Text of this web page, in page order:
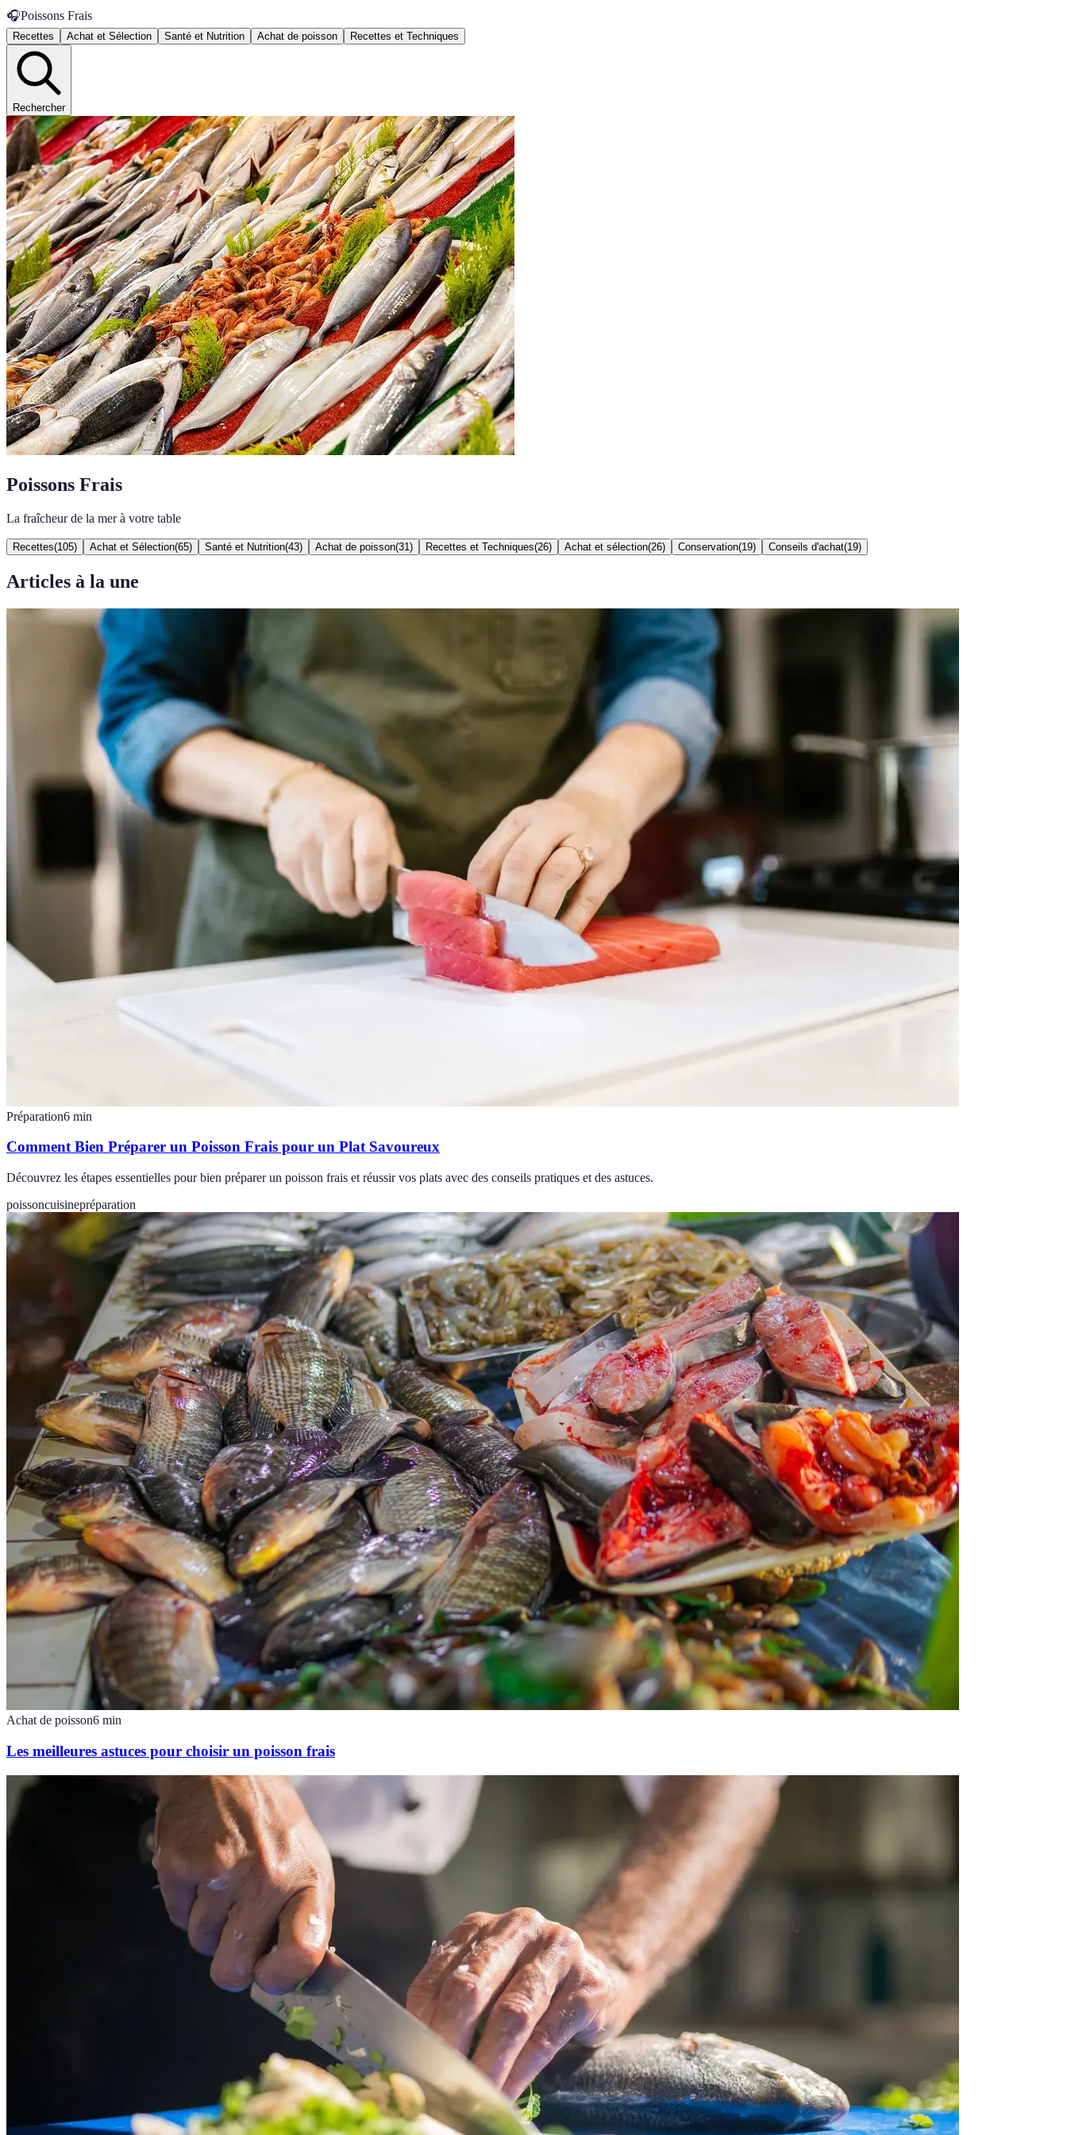
🎧Poissons Frais
Recettes Achat et Sélection Santé et Nutrition Achat de poisson Recettes et Techniques
Rechercher
Poissons Frais
La fraîcheur de la mer à votre table
Recettes(105) Achat et Sélection(65) Santé et Nutrition(43) Achat de poisson(31 ) Recettes et Techniques(26) Achat et sélection(26) Conservation(19) Conseils d'achat(19)
Articles à la une
Préparation6 min
Comment Bien Préparer un Poisson Frais pour un Plat Savoureux
Découvrez les étapes essentielles pour bien préparer un poisson frais et réussir vos plats avec des conseils pratiques et des astuces.
poissoncuisinepréparation
Achat de poisson6 min
Les meilleures astuces pour choisir un poisson frais